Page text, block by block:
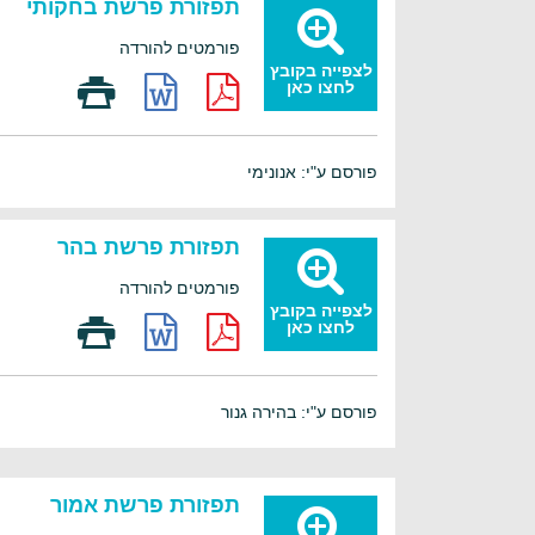
לצפייה בקובץ
לחצו כאן
תפזורת פרשת בחקותי
פורמטים להורדה
פורסם ע"י: אנונימי
לצפייה בקובץ
לחצו כאן
תפזורת פרשת בהר
פורמטים להורדה
פורסם ע"י: בהירה גנור
תפזורת פרשת אמור